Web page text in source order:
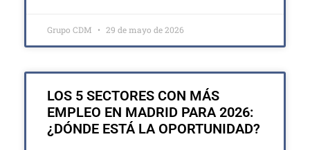
Grupo CDM 29 de mayo de 2026
LOS 5 SECTORES CON MÁS
EMPLEO EN MADRID PARA 2026:
¿DÓNDE ESTÁ LA OPORTUNIDAD?